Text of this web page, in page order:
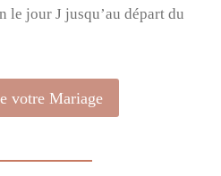
le jour J jusqu’au départ du
votre Mariage